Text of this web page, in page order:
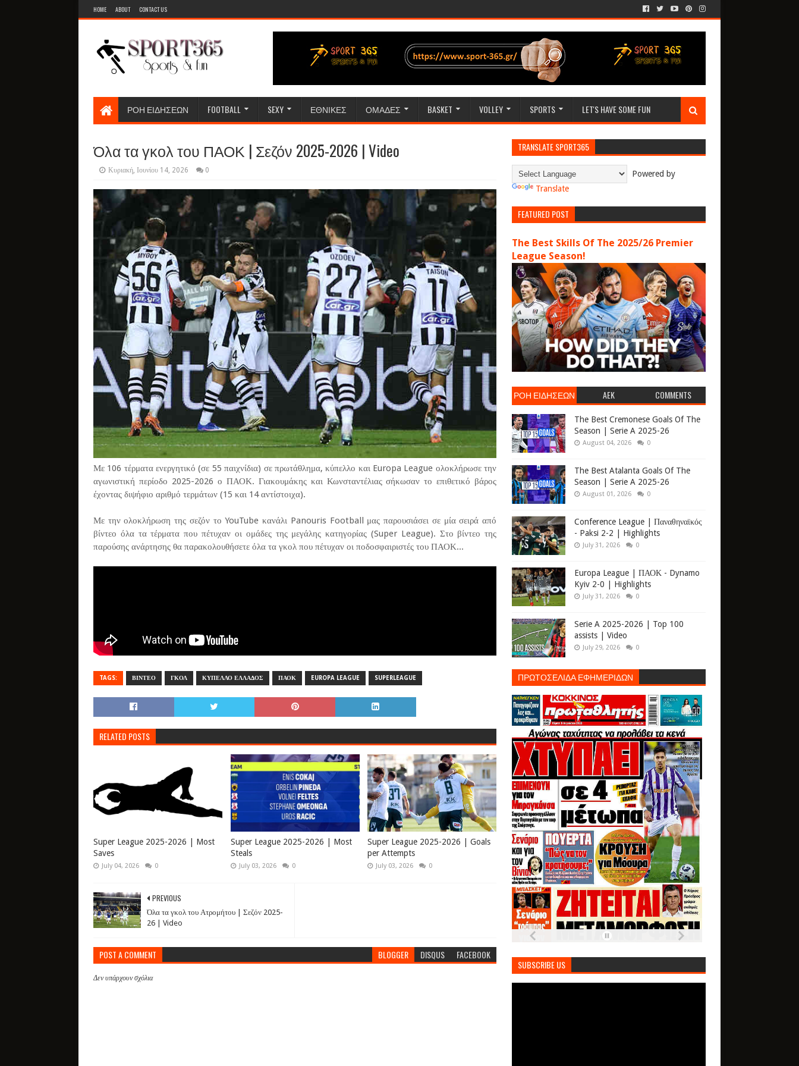
HOME ABOUT CONTACT US
ΡΟΗ ΕΙΔΗΣΕΩΝ FOOTBALL SEXY ΕΘΝΙΚΕΣ ΟΜΑΔΕΣ BASKET VOLLEY SPORTS LET'S HAVE SOME FUN
Όλα τα γκολ του ΠΑΟΚ | Σεζόν 2025-2026 | Video
Κυριακή, Ιουνίου 14, 2026 0
Με 106 τέρματα ενεργητικό (σε 55 παιχνίδια) σε πρωτάθλημα, κύπελλο και Europa League ολοκλήρωσε την
αγωνιστική περίοδο 2025-2026 ο ΠΑΟΚ. Γιακουμάκης και Κωνσταντέλιας σήκωσαν το επιθετικό βάρος
έχοντας διψήφιο αριθμό τερμάτων (15 και 14 αντίστοιχα).
Με την ολοκλήρωση της σεζόν το YouTube κανάλι Panouris Football μας παρουσιάσει σε μία σειρά από
βίντεο όλα τα τέρματα που πέτυχαν οι ομάδες της μεγάλης κατηγορίας (Super League). Στο βίντεο της
παρούσης ανάρτησης θα παρακολουθήσετε όλα τα γκολ που πέτυχαν οι ποδοσφαιριστές του ΠΑΟΚ...
TAGS: ΒΙΝΤΕΟ ΓΚΟΛ ΚΥΠΕΛΛΟ ΕΛΛΑΔΟΣ ΠΑΟΚ EUROPA LEAGUE SUPERLEAGUE
RELATED POSTS
Super League 2025-2026 | Most
Saves
July 04, 2026 0
Super League 2025-2026 | Most
Steals
July 03, 2026 0
Super League 2025-2026 | Goals
per Attempts
July 03, 2026 0
PREVIOUS
Όλα τα γκολ του Ατρομήτου | Σεζόν 2025-
26 | Video
POST A COMMENT BLOGGER DISQUS FACEBOOK
Δεν υπάρχουν σχόλια
TRANSLATE SPORT365
Powered by
Translate
FEATURED POST
The Best Skills Of The 2025/26 Premier
League Season!
ΡΟΗ ΕΙΔΗΣΕΩΝ AEK COMMENTS
The Best Cremonese Goals Of The
Season | Serie A 2025-26
August 04, 2026 0
The Best Atalanta Goals Of The
Season | Serie A 2025-26
August 01, 2026 0
Conference League | Παναθηναϊκός
- Paksi 2-2 | Highlights
July 31, 2026 0
Europa League | ΠΑΟΚ - Dynamo
Kyiv 2-0 | Highlights
July 31, 2026 0
Serie A 2025-2026 | Top 100
assists | Video
July 29, 2026 0
ΠΡΩΤΟΣΕΛΙΔΑ ΕΦΗΜΕΡΙΔΩΝ
SUBSCRIBE US